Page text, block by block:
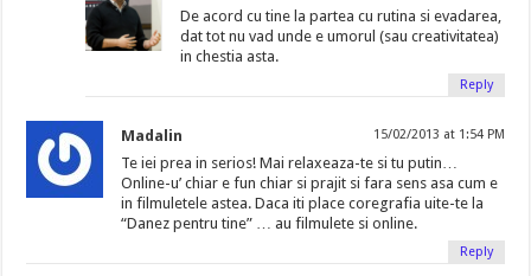
De acord cu tine la partea cu rutina si evadarea,
dat tot nu vad unde e umorul (sau creativitatea)
in chestia asta.
Reply
Madalin 15/02/2013 at 1:54 PM
Te iei prea in serios! Mai relaxeaza-te si tu putin…
Online-u’ chiar e fun chiar si prajit si fara sens asa cum e
in filmuletele astea. Daca iti place coregrafia uite-te la
“Danez pentru tine” … au filmulete si online.
Reply